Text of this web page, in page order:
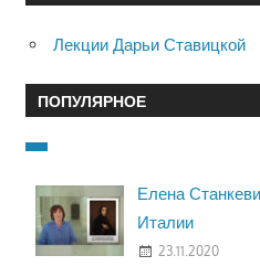
Лекции Дарьи Ставицкой
ПОПУЛЯРНОЕ
Елена
Италии
23.11.2020